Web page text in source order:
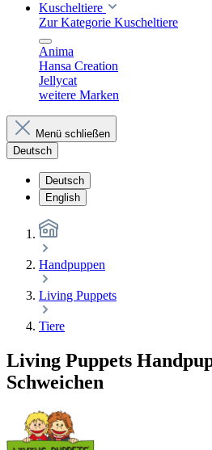
Kuscheltiere
Zur Kategorie Kuscheltiere
Anima
Hansa Creation
Jellycat
weitere Marken
Menü schließen
Deutsch
Deutsch
English
Handpuppen
Living Puppets
Tiere
Living Puppets
Schweichen